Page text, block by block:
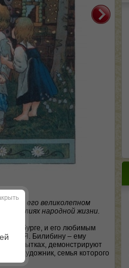
о его великолепном
реалиях народной жизни.
и его любимым
И.Я. Билибину – ему
в открытках, демонстрируют
Художник, семья которого